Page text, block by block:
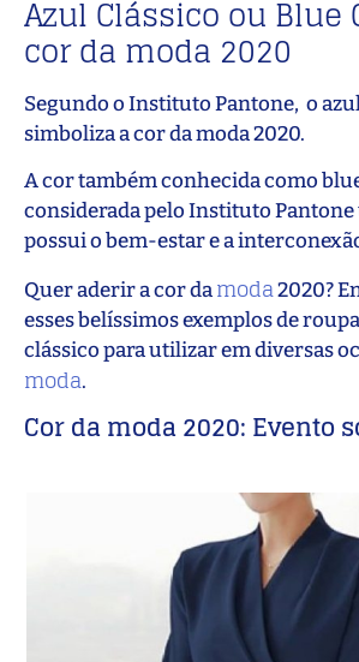
Azul Clássico ou Blue
cor da moda 2020
Segundo o Instituto Pantone, o
simboliza a cor da moda 2020.
A cor também conhecida como
considerada pelo Instituto
possui o bem-estar e a
Quer aderir a cor damoda2020?
esses belíssimos exemplos de
clássico para utilizar em diversas
moda.
Cor da moda 2020: Evento